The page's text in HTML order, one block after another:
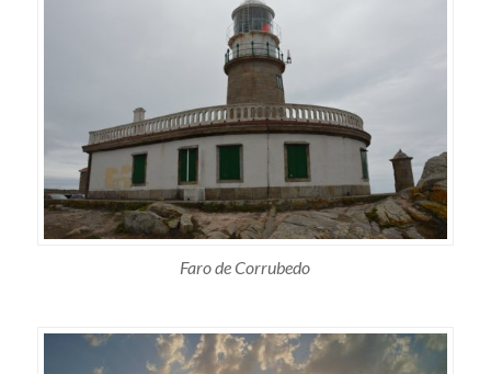
Faro de Corrubedo